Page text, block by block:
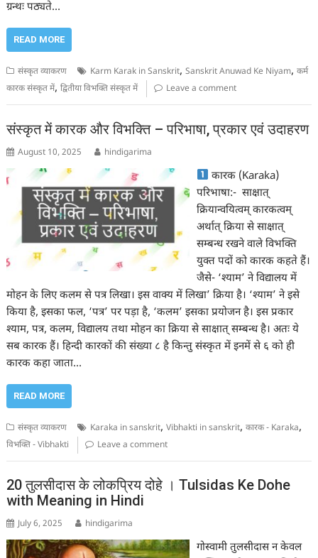
ग्रन्थः पठ्यते…
READ MORE
संस्कृत व्याकरण Karm Karak in Sanskrit,Sanskrit Anuwad Ke Niyam,कर्म
कारक संस्कृत में,द्वितीया विभक्ति संस्कृत में Leave a comment
संस्कृत में कारक और विभक्ति – परिभाषा, प्रकार एवं उदाहरण
August 10, 2025 hindigarima
कारक (Karaka)
परिभाषा:- साक्षात्
क्रियान्वयित्वम् कारकत्वम्
अर्थात् क्रिया से साक्षात्
सम्बन्ध रखने वाले विभक्ति
युक्त पदों को कारक कहते हैं।
जैसे- ‘श्याम’ ने विद्यालय में
मोहन के लिए कलम से पत्र लिखा। इस वाक्य में लिखा’ क्रिया है। ‘श्याम’ ने इसे
किया है, इसका फल, ‘पत्र’ पर पड़ा है, ‘कलम’ इसका प्रयोजन है। इस प्रकार
श्याम, पत्र, कलम, विद्यालय तथा मोहन का क्रिया से साक्षात् सम्बन्ध है। अतः ये
सब कारक हैं। हिन्दी कारकों की संख्या ८ है किन्तु संस्कृत में इनमें से ६ को ही
कारक कहा जाता…
READ MORE
संस्कृत व्याकरण Karaka in sanskrit,Vibhakti in sanskrit,कारक - Karaka,
विभक्ति - Vibhakti Leave a comment
20 तुलसीदास के लोकप्रिय दोहे । Tulsidas Ke Dohe
with Meaning in Hindi
July 6, 2025 hindigarima
गोस्वामी तुलसीदास न केवल